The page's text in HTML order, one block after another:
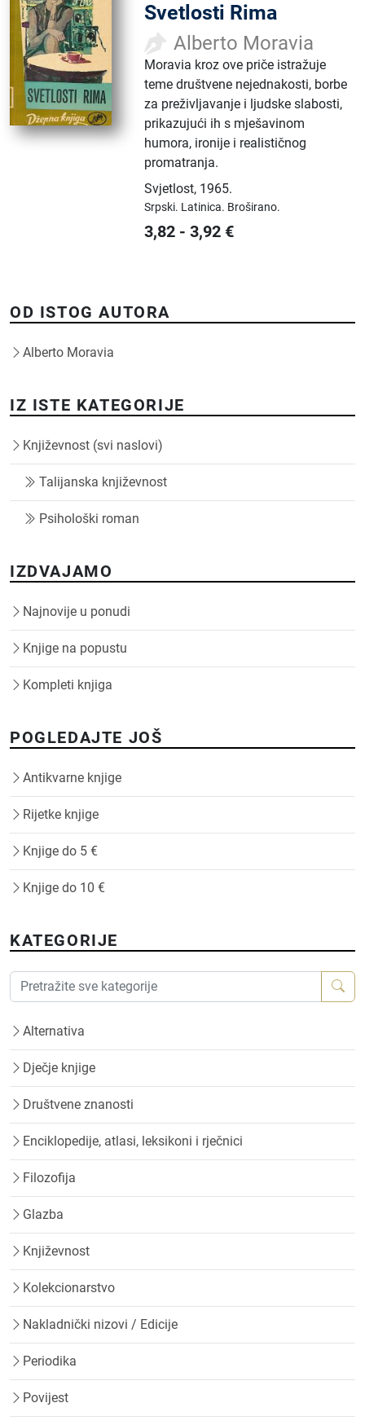
Svetlosti Rima
Alberto Moravia
Moravia kroz ove priče istražuje
teme društvene nejednakosti, borbe
za preživljavanje i ljudske slabosti,
prikazujući ih s mješavinom
humora, ironije i realističnog
promatranja.
Svjetlost, 1965.
Srpski. Latinica. Broširano.
3,82 -3,92 €
OD ISTOG AUTORA
Alberto Moravia
IZ ISTE KATEGORIJE
Književnost (svi naslovi)
Talijanska književnost
Psihološki roman
IZDVAJAMO
Najnovije u ponudi
Knjige na popustu
Kompleti knjiga
POGLEDAJTE JOŠ
Antikvarne knjige
Rijetke knjige
Knjige do 5 €
Knjige do 10 €
KATEGORIJE
Alternativa
Dječje knjige
Društvene znanosti
Enciklopedije, atlasi, leksikoni i rječnici
Filozofija
Glazba
Književnost
Kolekcionarstvo
Nakladnički nizovi / Edicije
Periodika
Povijest